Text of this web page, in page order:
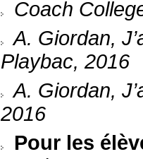
Coach
A. Giordan,
Playbac, 2016
A. Giordan,
2016
Pour les